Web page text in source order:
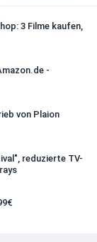
3 Filme kaufen,
-
von Plaion
reduzierte TV-